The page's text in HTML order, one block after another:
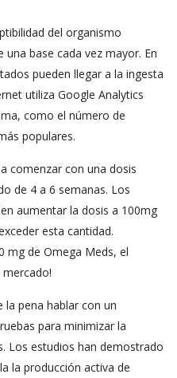
del organismo
base cada vez mayor. En
pueden llegar a la ingesta
utiliza Google Analytics
como el número de
populares.
comenzar con una dosis
de 4 a 6 semanas. Los
aumentar la dosis a 100mg
esta cantidad.
mg de Omega Meds, el
la pena hablar con un
para minimizar la
Los estudios han demostrado
la producción activa de